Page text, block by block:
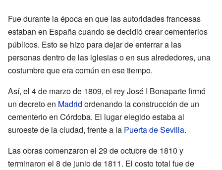
Fue durante la época en que las autoridades francesas
estaban en España cuando se decidió crear cementerios
públicos. Esto se hizo para dejar de enterrar a las
personas dentro de las iglesias o en sus alrededores, una
costumbre que era común en ese tiempo.
Así, el 4 de marzo de 1809, el rey José I Bonaparte firmó
un decreto en Madrid ordenando la construcción de un
cementerio en Córdoba. El lugar elegido estaba al
suroeste de la ciudad, frente a la Puerta de Sevilla.
Las obras comenzaron el 29 de octubre de 1810 y
terminaron el 8 de junio de 1811. El costo total fue de